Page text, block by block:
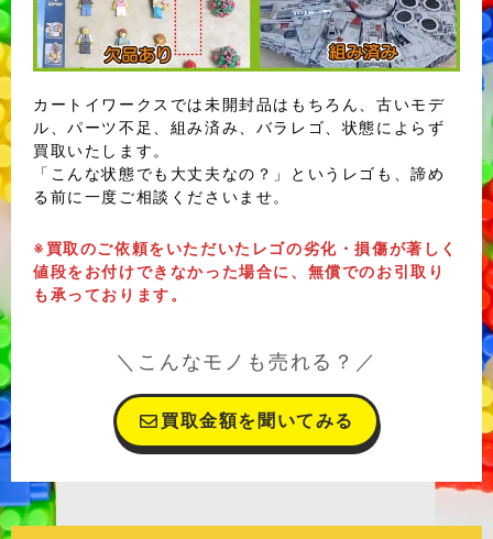
カートイワークスでは未開封品はもちろん、古いモデ
ル、パーツ不足、組み済み、バラレゴ、状態によらず
買取いたします。
「こんな状態でも大丈夫なの？」というレゴも、諦め
る前に一度ご相談くださいませ。
※買取のご依頼をいただいたレゴの劣化・損傷が著しく
値段をお付けできなかった場合に、無償でのお引取り
も承っております。
＼こんなモノも売れる？／
買取金額を聞いてみる